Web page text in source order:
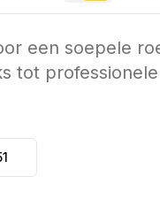
een soepele
tot